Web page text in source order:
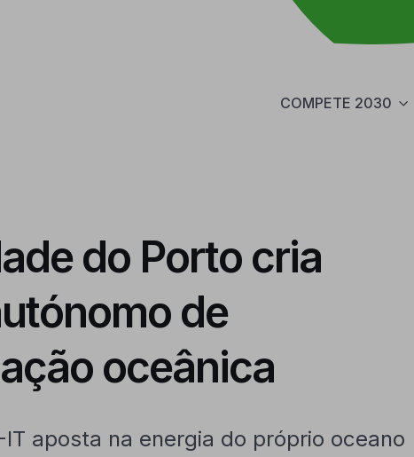
COMPETE 2030
do Porto cria
de
oceânica
IT aposta na energia do próprio oceano